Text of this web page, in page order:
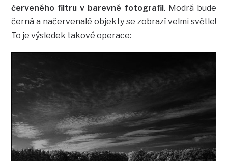
červeného filtru v barevné fotografii. Modrá bude
černá a načervenalé objekty se zobrazí velmi světle!
To je výsledek takové operace: